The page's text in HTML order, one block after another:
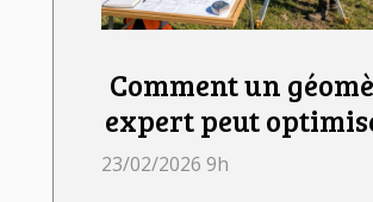
Comment un
expert peut
division foncière ?
23/02/2026 9h